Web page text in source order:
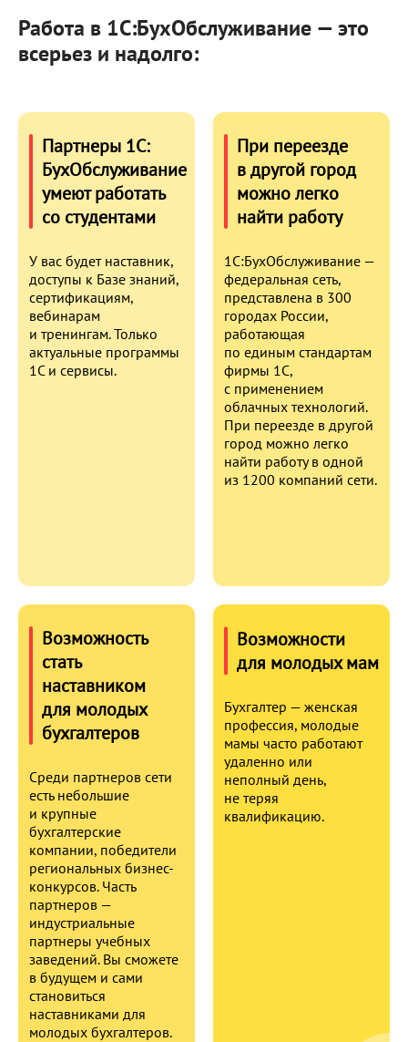
Работа в 1С:БухОбслуживание — это
всерьез и надолго:
Партнеры 1С:
БухОбслуживание
умеют работать
со студентами
У вас будет наставник,
доступы к Базе знаний,
сертификациям,
вебинарам
и тренингам. Только
актуальные программы
1С и сервисы.
При переезде
в другой город
можно легко
найти работу
1С:БухОбслуживание —
федеральная сеть,
представлена в 300
городах России,
работающая
по единым стандартам
фирмы 1С,
с применением
облачных технологий.
При переезде в другой
город можно легко
найти работу в одной
из 1200 компаний сети.
Возможность
стать
наставником
для молодых
бухгалтеров
Среди партнеров сети
есть небольшие
и крупные
бухгалтерские
компании, победители
региональных бизнес-
конкурсов. Часть
партнеров —
индустриальные
партнеры учебных
заведений. Вы сможете
в будущем и сами
становиться
наставниками для
молодых бухгалтеров.
Возможности
для молодых мам
Бухгалтер — женская
профессия, молодые
мамы часто работают
удаленно или
неполный день,
не теряя
квалификацию.